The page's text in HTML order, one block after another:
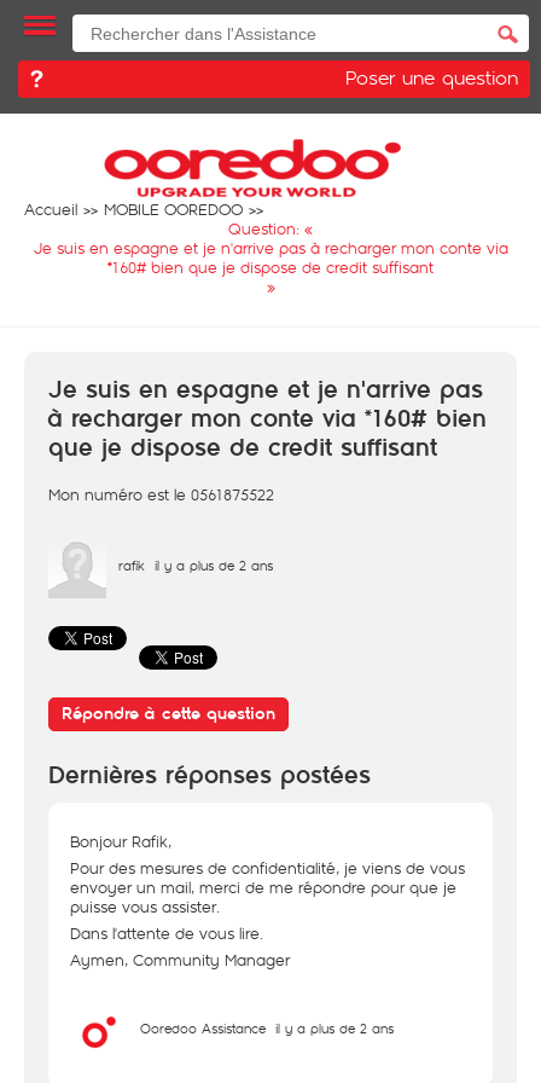
Poser une question
Accueil
MOBILE OOREDOO
Question: «
Je suis en espagne et je n'arrive pas à recharger mon conte via
*160# bien que je dispose de credit suffisant
»
Je suis en espagne et je n'arrive pas
à recharger mon conte via *160# bien
que je dispose de credit suffisant
Mon numéro est le 0561875522
rafik il y a plus de 2 ans
Répondre à cette question
Dernières réponses postées
Bonjour Rafik,
Pour des mesures de confidentialité, je viens de vous
envoyer un mail, merci de me répondre pour que je
puisse vous assister.
Dans l'attente de vous lire.
Aymen, Community Manager
Ooredoo Assistance il y a plus de 2 ans